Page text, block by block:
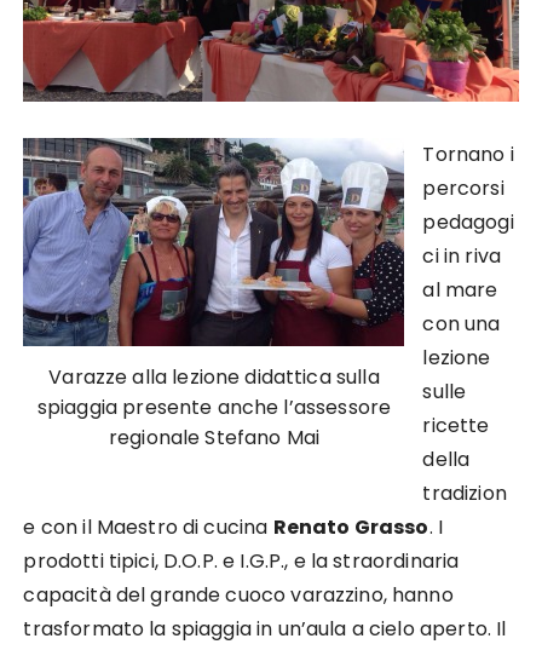
Varazze alla lezione didattica sulla
spiaggia presente anche l’assessore
regionale Stefano Mai
Tornano i
percorsi
pedagogi
ci in riva
al mare
con una
lezione
sulle
ricette
della
tradizion
e con il Maestro di cucina Renato Grasso. I
prodotti tipici, D.O.P. e I.G.P., e la straordinaria
capacità del grande cuoco varazzino, hanno
trasformato la spiaggia in un’aula a cielo aperto. Il